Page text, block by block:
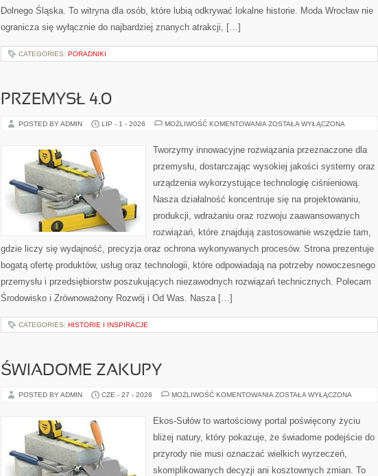
Dolnego Śląska. To witryna dla osób, które lubią odkrywać lokalne historie. Moda Wrocław nie
ogranicza się wyłącznie do najbardziej znanych atrakcji, […]
CATEGORIES: PORADNIKI
PRZEMYSŁ 4.0
POSTED BY ADMIN LIP - 1 - 2026 MOŻLIWOŚĆ KOMENTOWANIA PRZEMYSŁ
ZOSTAŁA WYŁĄCZONA
Tworzymy innowacyjne rozwiązania przeznaczone dla
przemysłu, dostarczając wysokiej jakości systemy oraz
urządzenia wykorzystujące technologię ciśnieniową.
Nasza działalność koncentruje się na projektowaniu,
produkcji, wdrażaniu oraz rozwoju zaawansowanych
rozwiązań, które znajdują zastosowanie wszędzie tam,
gdzie liczy się wydajność, precyzja oraz ochrona wykonywanych procesów. Strona prezentuje
bogatą ofertę produktów, usług oraz technologii, które odpowiadają na potrzeby nowoczesnego
przemysłu i przedsiębiorstw poszukujących niezawodnych rozwiązań technicznych. Polecam
Środowisko i Zrównoważony Rozwój i Od Was. Nasza […]
CATEGORIES: HISTORIE I INSPIRACJE
ŚWIADOME ZAKUPY
POSTED BY ADMIN CZE - 27 - 2026 MOŻLIWOŚĆ KOMENTOWANIA ŚWIADOME
ZOSTAŁA WYŁĄCZONA
Ekos-Sułów to wartościowy portal poświęcony życiu
bliżej natury, który pokazuje, że świadome podejście do
przyrody nie musi oznaczać wielkich wyrzeczeń,
skomplikowanych decyzji ani kosztownych zmian. To